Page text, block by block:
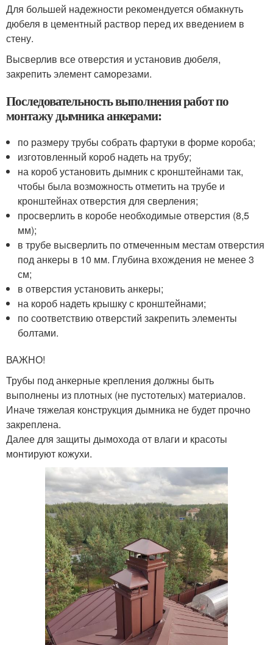
Для большей надежности рекомендуется обмакнуть
дюбеля в цементный раствор перед их введением в
стену.
Высверлив все отверстия и установив дюбеля,
закрепить элемент саморезами.
Последовательность выполнения работ по
монтажу дымника анкерами:
по размеру трубы собрать фартуки в форме короба;
изготовленный короб надеть на трубу;
на короб установить дымник с кронштейнами так,
чтобы была возможность отметить на трубе и
кронштейнах отверстия для сверления;
просверлить в коробе необходимые отверстия (8,5
мм);
в трубе высверлить по отмеченным местам отверстия
под анкеры в 10 мм. Глубина вхождения не менее 3
см;
в отверстия установить анкеры;
на короб надеть крышку с кронштейнами;
по соответствию отверстий закрепить элементы
болтами.
ВАЖНО!
Трубы под анкерные крепления должны быть
выполнены из плотных (не пустотелых) материалов.
Иначе тяжелая конструкция дымника не будет прочно
закреплена.
Далее для защиты дымохода от влаги и красоты
монтируют кожухи.